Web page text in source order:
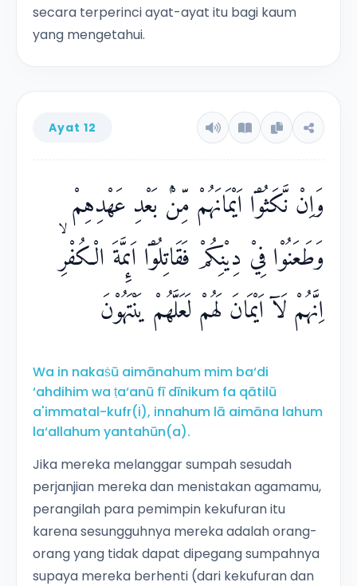
secara terperinci ayat-ayat itu bagi kaum
yang mengetahui.
Ayat 12
وَاِنْ نَّكَثُوْٓا اَيْمَانَهُمْ مِّنْۢ بَعْدِ عَهْدِهِمْ
وَطَعَنُوْا فِيْ دِيْنِكُمْ فَقَاتِلُوْٓا اَىِٕمَّةَ الْكُفْرِۙ
اِنَّهُمْ لَآ اَيْمَانَ لَهُمْ لَعَلَّهُمْ يَنْتَهُوْنَ
Wa in nakaṡū aimānahum mim ba‘di
‘ahdihim wa ṭa‘anū fī dīnikum fa qātilū
a'immatal-kufr(i), innahum lā aimāna lahum
la‘allahum yantahūn(a).
Jika mereka melanggar sumpah sesudah
perjanjian mereka dan menistakan agamamu,
perangilah para pemimpin kekufuran itu
karena sesungguhnya mereka adalah orang-
orang yang tidak dapat dipegang sumpahnya
supaya mereka berhenti (dari kekufuran dan